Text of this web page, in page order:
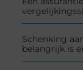
Schenking
belangrijk is